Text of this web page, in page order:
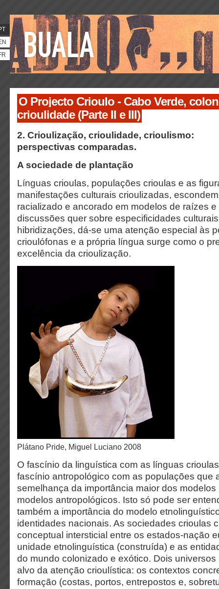
O Projecto Crioulo - Cabo Verde,
crioulidade (Parte II e III)
2. Crioulização, crioulidade, crioulismo:
perspectivas comparadas.
A sociedade de plantação
Línguas crioulas, populações crioulas e as
manifestações culturais crioulizadas,
racializado e ancorado em modelos de raízes
discussões quer sobre especificidades
hibridizações, dá-se uma atenção especial às
crioulófonas e a própria língua surge como o
excelência da crioulização.
Plátano Pride, Miguel Luciano 2008
O fascínio da linguística com as línguas
fascínio antropológico com as populações que
semelhança da importância maior dos
modelos antropológicos. Isto só pode ser
também a importância do modelo
identidades nacionais. As sociedades crioulas
conceptual intersticial entre os estados-nação
unidade etnolinguística (construída) e as
do mundo colonizado e exótico. Dois
alvo da atenção crioulística: os contextos
formação (costas, portos, entrepostos e,